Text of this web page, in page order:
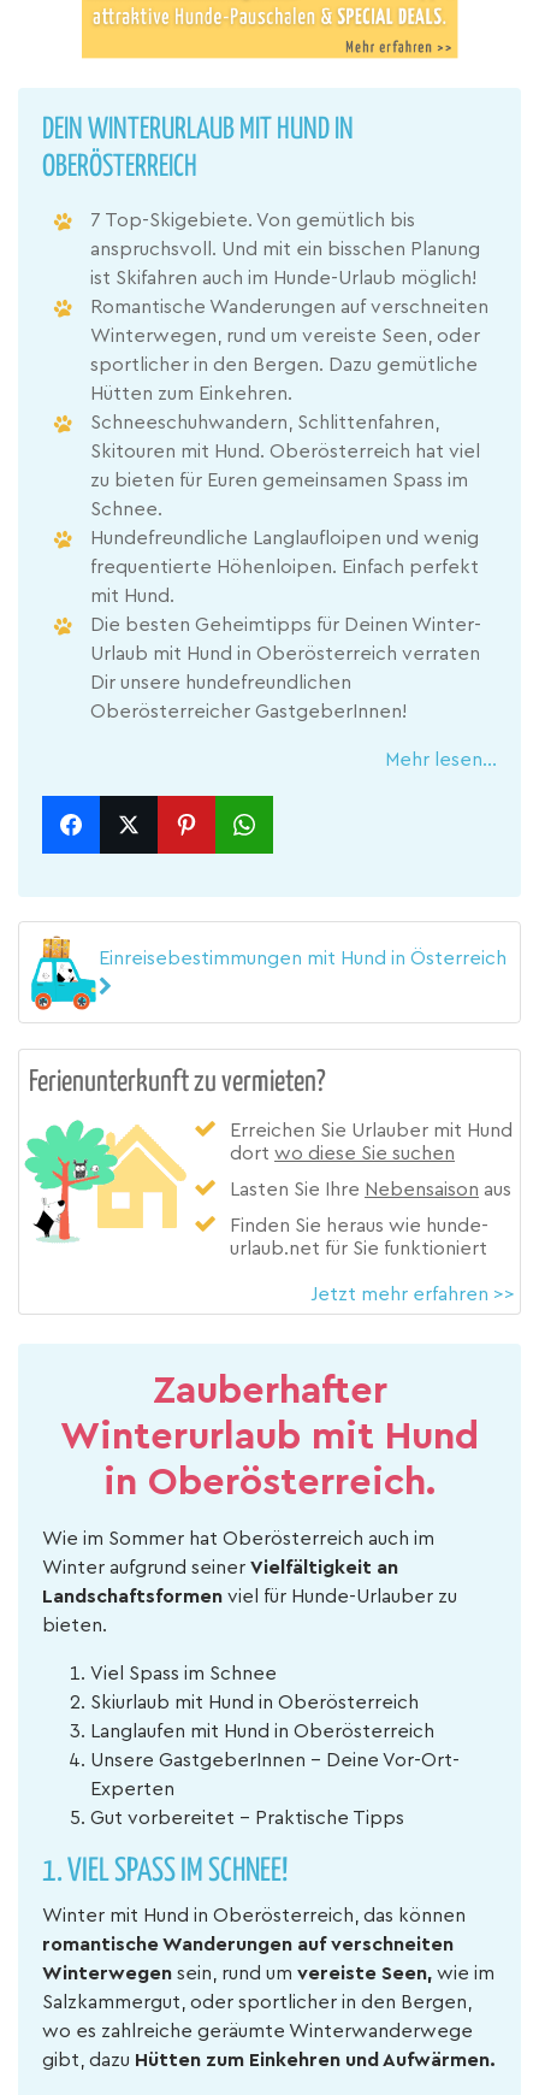
DEIN WINTERURLAUB MIT HUND IN
OBERÖSTERREICH
7 Top-Skigebiete. Von gemütlich bis
anspruchsvoll. Und mit ein bisschen Planung
ist Skifahren auch im Hunde-Urlaub möglich!
Romantische Wanderungen auf verschneiten
Winterwegen, rund um vereiste Seen, oder
sportlicher in den Bergen. Dazu gemütliche
Hütten zum Einkehren.
Schneeschuhwandern, Schlittenfahren,
Skitouren mit Hund. Oberösterreich hat viel
zu bieten für Euren gemeinsamen Spass im
Schnee.
Hundefreundliche Langlaufloipen und wenig
frequentierte Höhenloipen. Einfach perfekt
mit Hund.
Die besten Geheimtipps für Deinen Winter-
Urlaub mit Hund in Oberösterreich verraten
Dir unsere hundefreundlichen
Oberösterreicher GastgeberInnen!
Mehr lesen...
Einreisebestimmungen mit Hund in Österreich
Ferienunterkunft zu vermieten?
Erreichen Sie Urlauber mit Hund
dort wo diese Sie suchen
Lasten Sie Ihre Nebensaison aus
Finden Sie heraus wie hunde-
urlaub.net für Sie funktioniert
Jetzt mehr erfahren >>
Zauberhafter
Winterurlaub mit Hund
in Oberösterreich.
Wie im Sommer hat Oberösterreich auch im
Winter aufgrund seiner Vielfältigkeit an
Landschaftsformen viel für Hunde-Urlauber zu
bieten.
Viel Spass im Schnee
Skiurlaub mit Hund in Oberösterreich
Langlaufen mit Hund in Oberösterreich
Unsere GastgeberInnen - Deine Vor-Ort-
Experten
Gut vorbereitet - Praktische Tipps
1. VIEL SPASS IM SCHNEE!
Winter mit Hund in Oberösterreich, das können
romantische Wanderungen auf verschneiten
Winterwegen sein, rund um vereiste Seen, wie im
Salzkammergut, oder sportlicher in den Bergen,
wo es zahlreiche geräumte Winterwanderwege
gibt, dazu Hütten zum Einkehren und Aufwärmen.